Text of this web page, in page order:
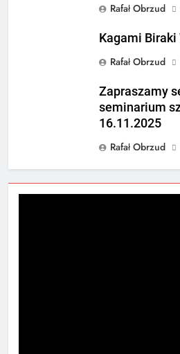
Rafał Obrzud
Kagami Biraki
Rafał Obrzud
Zapraszamy
seminarium
16.11.2025
Rafał Obrzud